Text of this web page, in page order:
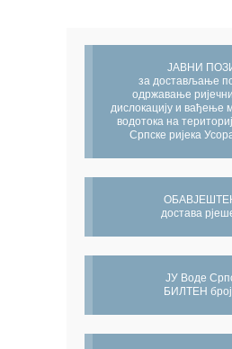
ЈАВНИ
за достављање
одржавање
дислокацију и вађење
водотока на
Српске ријека
достава
ЈУ Воде
БИЛТЕН